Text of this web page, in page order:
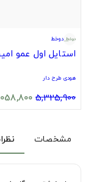
دوخط
استایل اول عمو
هودی طرح دار
5,325,900
مشخصات